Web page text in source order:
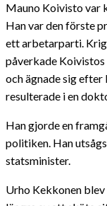
Mauno Koivisto var
Han var den förste
ett arbetarparti.
påverkade
och ägnade sig
resulterade i en
Han gjorde en
politiken. Han
statsminister.
Urho Kekkonen